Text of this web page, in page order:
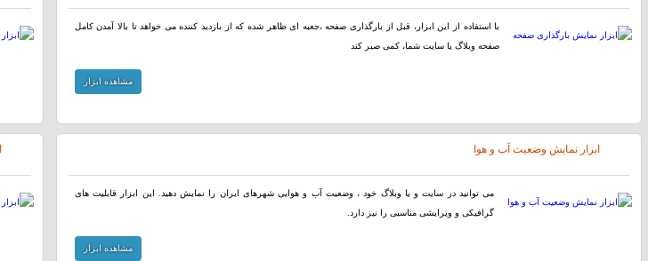
با استفاده از اين ابزار، قبل از بارگذاری صفحه ،جعبه ای ظاهر شده که از بازدید کننده می خواهد تا بالا آمدن کامل
صفحه وبلاگ یا سایت شما، کمی صبر کند
مشاهده ابزار
ابزار نمایش وضعیت آب و هوا
می توانید در سایت و یا وبلاگ خود ، وضعیت آب و هوایی شهرهای ایران را نمایش دهید. این ابزار قابلیت های
گرافیکی و ویرایشی مناسبی را نیز دارد.
مشاهده ابزار